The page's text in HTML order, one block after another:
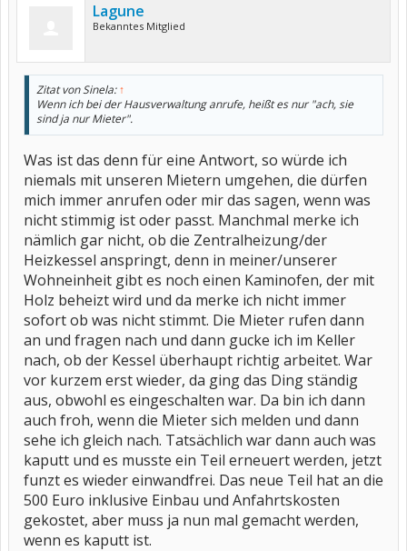
Lagune
Bekanntes Mitglied
Zitat von Sinela:↑
Wenn ich bei der Hausverwaltung anrufe, heißt es nur "ach, sie
sind ja nur Mieter".
Was ist das denn für eine Antwort, so würde ich
niemals mit unseren Mietern umgehen, die dürfen
mich immer anrufen oder mir das sagen, wenn was
nicht stimmig ist oder passt. Manchmal merke ich
nämlich gar nicht, ob die Zentralheizung/der
Heizkessel anspringt, denn in meiner/unserer
Wohneinheit gibt es noch einen Kaminofen, der mit
Holz beheizt wird und da merke ich nicht immer
sofort ob was nicht stimmt. Die Mieter rufen dann
an und fragen nach und dann gucke ich im Keller
nach, ob der Kessel überhaupt richtig arbeitet. War
vor kurzem erst wieder, da ging das Ding ständig
aus, obwohl es eingeschalten war. Da bin ich dann
auch froh, wenn die Mieter sich melden und dann
sehe ich gleich nach. Tatsächlich war dann auch was
kaputt und es musste ein Teil erneuert werden, jetzt
funzt es wieder einwandfrei. Das neue Teil hat an die
500 Euro inklusive Einbau und Anfahrtskosten
gekostet, aber muss ja nun mal gemacht werden,
wenn es kaputt ist.